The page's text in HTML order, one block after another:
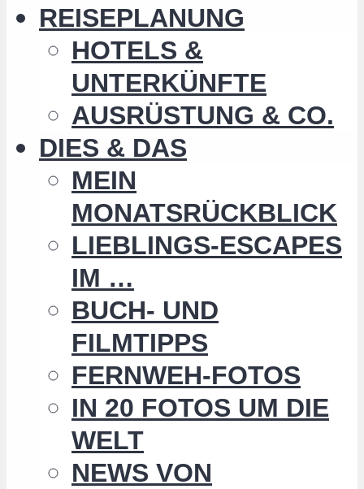
REISEPLANUNG
HOTELS &
UNTERKÜNFTE
AUSRÜSTUNG & CO.
DIES & DAS
MEIN
MONATSRÜCKBLICK
LIEBLINGS-ESCAPES
IM …
BUCH- UND
FILMTIPPS
FERNWEH-FOTOS
IN 20 FOTOS UM DIE
WELT
NEWS VON